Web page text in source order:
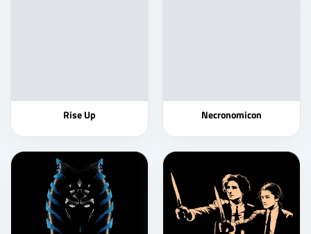
Rise Up Necronomicon